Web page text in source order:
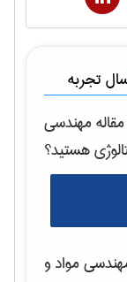
تجربه
مهندسی
هستید؟
مواد و